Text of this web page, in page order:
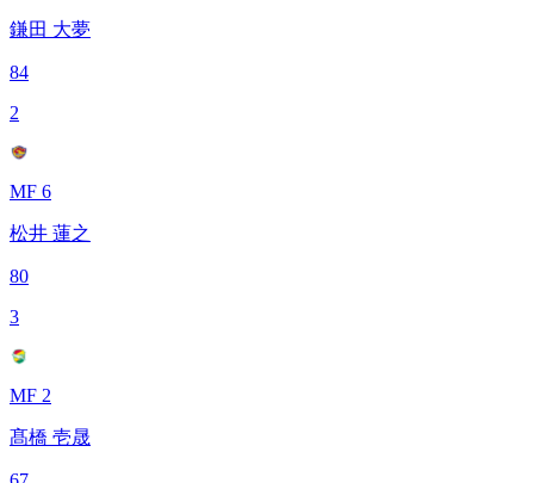
鎌田 大夢
84
2
MF 6
松井 蓮之
80
3
MF 2
髙橋 壱晟